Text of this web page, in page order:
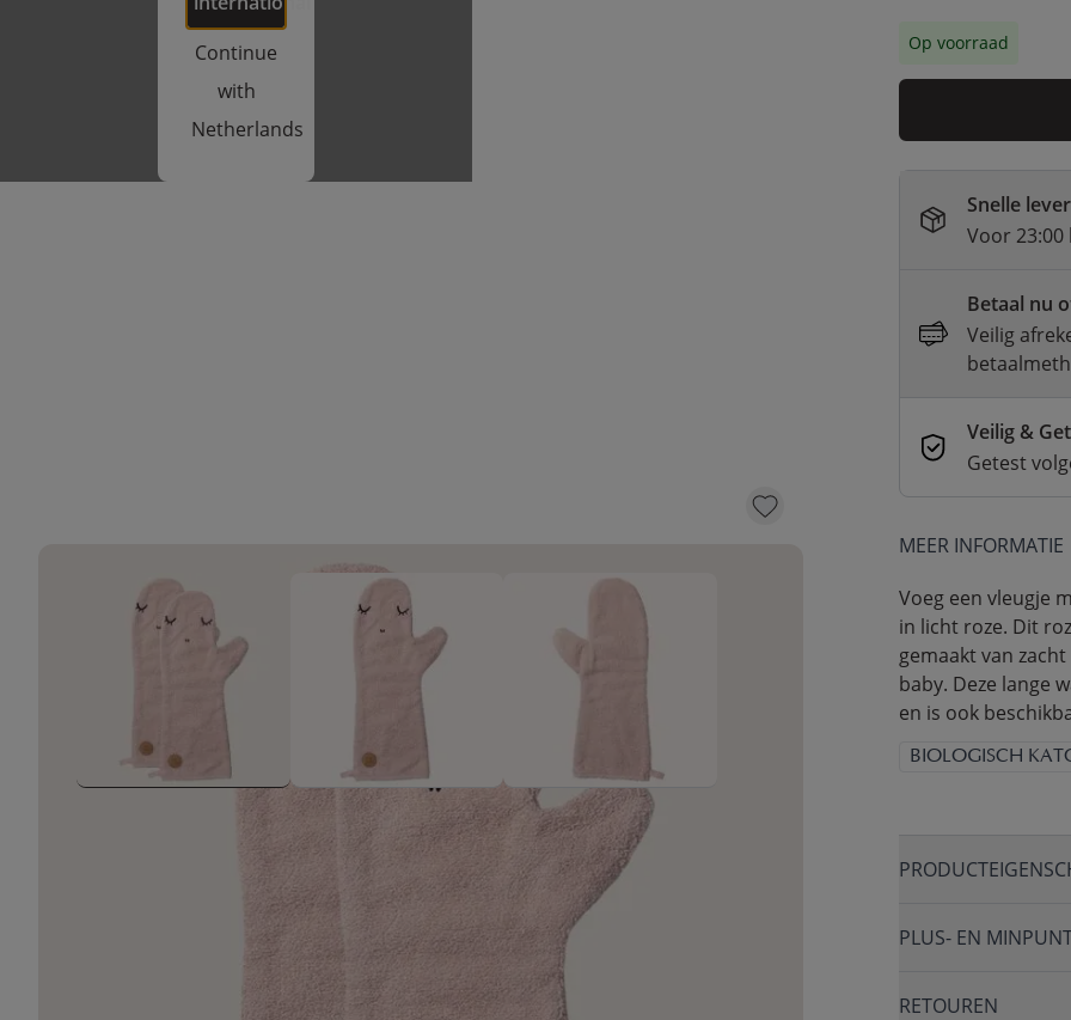
Continue
with
Netherlands
Op voorraad
Snelle
Voor
Betaal nu
Veilig
Veilig &
Getest
MEER INFORMATIE
Voeg een vleugje
in licht roze. Dit
gemaakt van
baby. Deze lange
en is ook
BIOLOGISCH
PLUS- EN
RETOUREN